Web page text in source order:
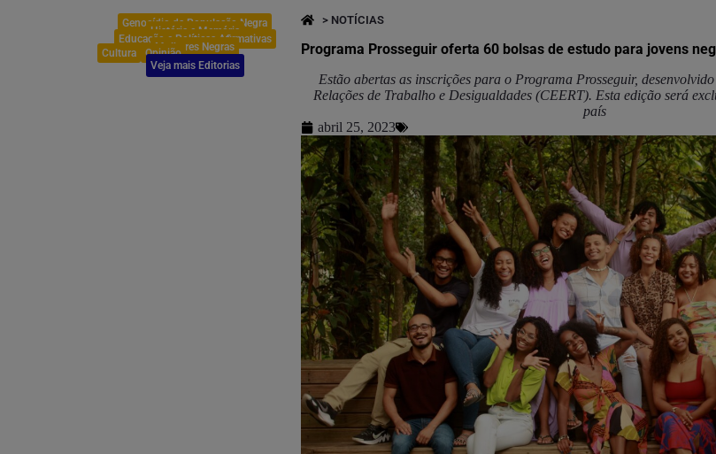
Genocídio da População Negra
História e Memória
Educação e Políticas Afirmativas
Mulheres Negras
Cultura
Opinião
Veja mais Editorias
> NOTÍCIAS
Programa Prosseguir oferta 60 bolsas de estudo para jovens
Estão abertas as inscrições para o Programa Prosseguir,
Relações de Trabalho e Desigualdades (CEERT). Esta edição será
país
abril 25, 2023